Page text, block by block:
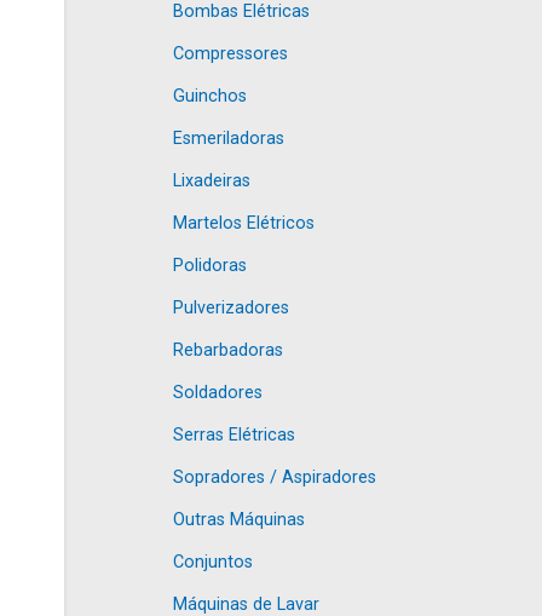
Bombas Elétricas
Compressores
Guinchos
Esmeriladoras
Lixadeiras
Martelos Elétricos
Polidoras
Pulverizadores
Rebarbadoras
Soldadores
Serras Elétricas
Sopradores / Aspiradores
Outras Máquinas
Conjuntos
Máquinas de Lavar